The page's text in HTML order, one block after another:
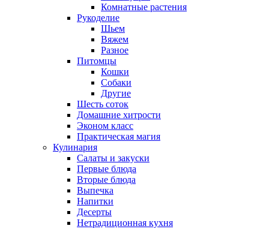
Комнатные растения
Рукоделие
Шьем
Вяжем
Разное
Питомцы
Кошки
Собаки
Другие
Шесть соток
Домашние хитрости
Эконом класс
Практическая магия
Кулинария
Салаты и закуски
Первые блюда
Вторые блюда
Выпечка
Напитки
Десерты
Нетрадиционная кухня